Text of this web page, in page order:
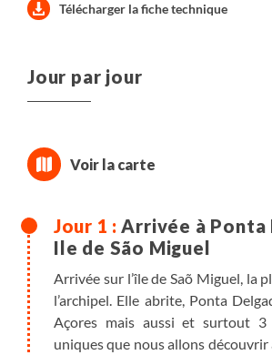
Télécharger la fiche technique
Jour par jour
Arrivée à Ponta
Ile de São Miguel
Arrivée sur l’île de Saõ Miguel, la
l’archipel. Elle abrite, Ponta
Açores mais aussi et surtout 3
uniques que nous allons découvrir